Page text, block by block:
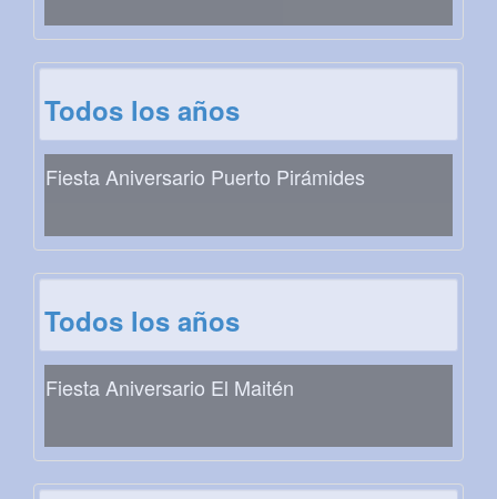
Todos los años
Fiesta Aniversario Puerto Pirámides
Todos los años
Fiesta Aniversario El Maitén